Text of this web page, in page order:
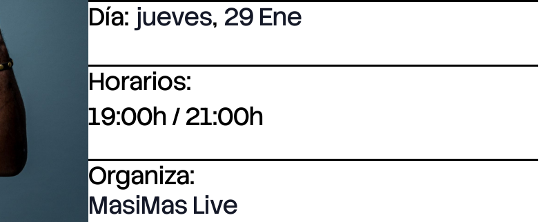
Día: jueves, 29 Ene
Horarios:
19:00h / 21:00h
Organiza:
MasiMas Live